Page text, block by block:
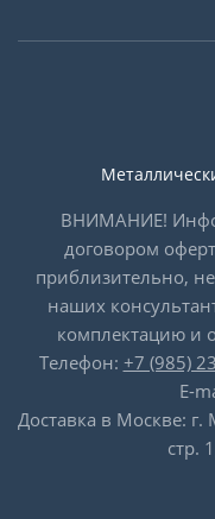
ВНИМАНИЕ!
договором
приблизительно,
наших
комплектацию и
Телефон: +7 (985)
E-
Доставка в Москве:
стр.